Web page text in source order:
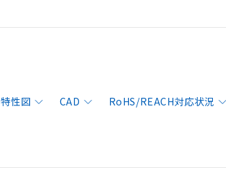
特性図 CAD
RoHS/REACH対応状況